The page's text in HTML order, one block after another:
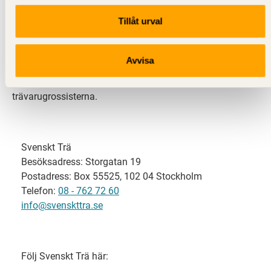
Tillåt urval
Avvisa
Svenskt Trä representerar svensk sågverksindustri
och är en del av branschorganisationen
svensk limträ-, KL-trä- och förpackningsindustri samt
trävarugrossisterna.
Svenskt Trä
Besöksadress: Storgatan 19
Postadress: Box 55525, 102 04 Stockholm
Telefon: 08 - 762 72 60
info@svenskttra.se
Följ Svenskt Trä här: